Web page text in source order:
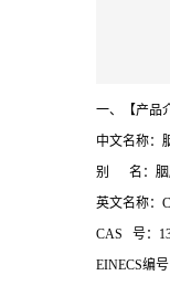
一、【产品
中文名称：
别 名：胭
英文名称：
CAS 号：
EINECS编